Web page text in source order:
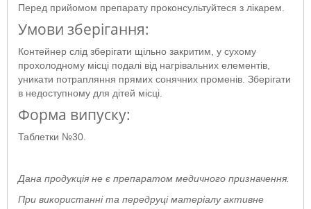
Перед прийомом препарату проконсультуйтеся з лікарем.
Умови зберігання:
Контейнер слід зберігати щільно закритим, у сухому
прохолодному місці подалі від нагрівальних елементів,
уникати потрапляння прямих сонячних променів. Зберігати
в недоступному для дітей місці.
Форма випуску:
Таблетки №30.
Дана продукція не є препаратом медичного призначення.
При використанні та передруці матеріалу активне